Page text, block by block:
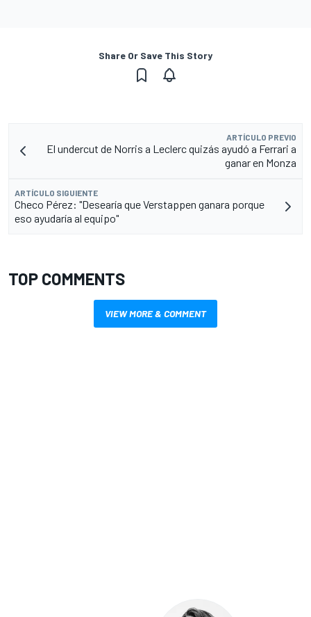
Share Or Save This Story
ARTÍCULO PREVIO
El undercut de Norris a Leclerc quizás ayudó a Ferrari a
ganar en Monza
ARTÍCULO SIGUIENTE
Checo Pérez: "Desearía que Verstappen ganara porque
eso ayudaría al equipo"
TOP COMMENTS
VIEW MORE & COMMENT